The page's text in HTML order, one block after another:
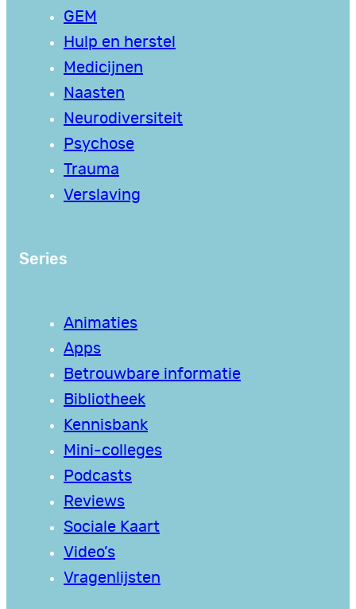
GEM
Hulp en herstel
Medicijnen
Naasten
Neurodiversiteit
Psychose
Trauma
Verslaving
Series
Animaties
Apps
Betrouwbare informatie
Bibliotheek
Kennisbank
Mini-colleges
Podcasts
Reviews
Sociale Kaart
Video’s
Vragenlijsten